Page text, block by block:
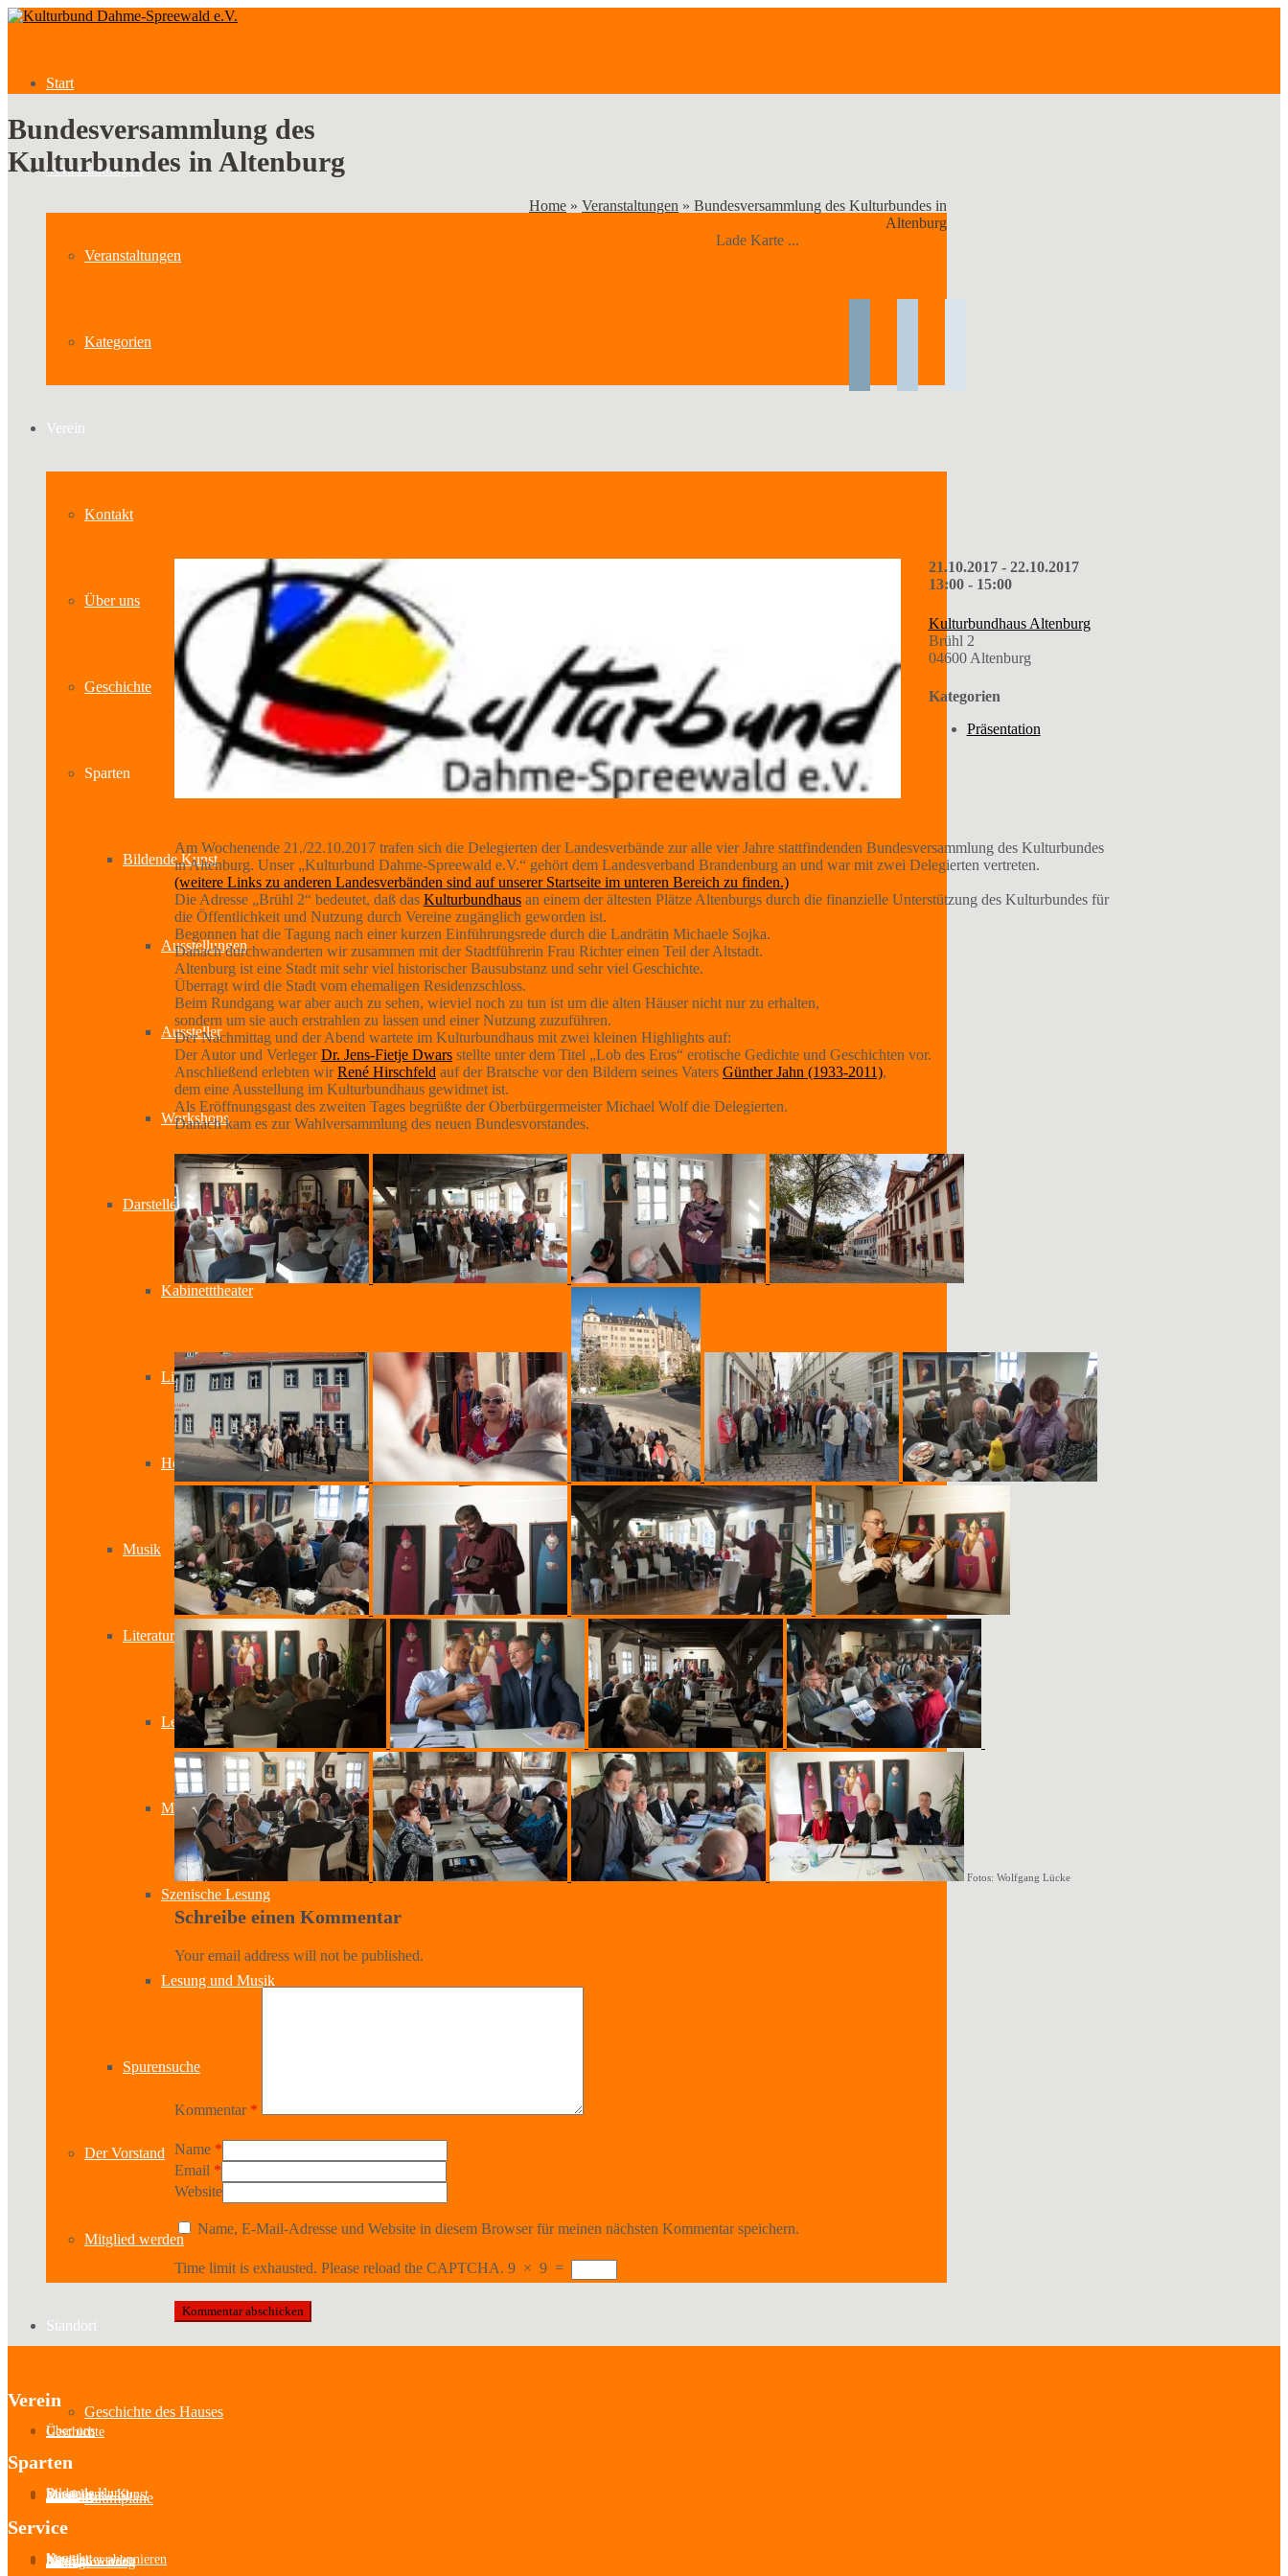
Start
Veranstaltungen
Veranstaltungen
Kategorien
Verein
Kontakt
Über uns
Geschichte
Sparten
Bildende Kunst
Ausstellungen
Aussteller
Workshops
Darstellende Kunst
Kabinetttheater
Literatur & Film
Hörspiel
Musik
Literatur
Lesung & Autoren-Lesung
Mitmach-Lesung
Szenische Lesung
Lesung und Musik
Spurensuche
Der Vorstand
Mitglied werden
Standort
Geschichte des Hauses
Raumpläne
Bundesversammlung des
Kulturbundes in Altenburg
Home » Veranstaltungen » Bundesversammlung des Kulturbundes in
Altenburg
Lade Karte ...
21.10.2017 - 22.10.2017
13:00 - 15:00
Kulturbundhaus Altenburg
Brühl 2
04600 Altenburg
Kategorien
Präsentation
Am Wochenende 21./22.10.2017 trafen sich die Delegierten der Landesverbände zur alle vier Jahre stattfindenden Bundesversammlung des Kulturbundes
in Altenburg. Unser „Kulturbund Dahme-Spreewald e.V.“ gehört dem Landesverband Brandenburg an und war mit zwei Delegierten vertreten.
(weitere Links zu anderen Landesverbänden sind auf unserer Startseite im unteren Bereich zu finden.)
Die Adresse „Brühl 2“ bedeutet, daß das Kulturbundhaus an einem der ältesten Plätze Altenburgs durch die finanzielle Unterstützung des Kulturbundes für
die Öffentlichkeit und Nutzung durch Vereine zugänglich geworden ist.
Begonnen hat die Tagung nach einer kurzen Einführungsrede durch die Landrätin Michaele Sojka.
Danach durchwanderten wir zusammen mit der Stadtführerin Frau Richtereinen Teil der Altstadt.
Altenburg ist eine Stadt mit sehr viel historischer Bausubstanz und sehr viel Geschichte.
Überragt wird die Stadt vom ehemaligen Residenzschloss.
Beim Rundgang war aber auch zu sehen, wieviel noch zu tun ist um die alten Häuser nicht nur zu erhalten,
sondern um sie auch erstrahlen zu lassen und einer Nutzung zuzuführen.
Der Nachmittag und der Abend wartete im Kulturbundhaus mit zwei kleinen Highlights auf:
Der Autor und VerlegerDr. Jens-Fietje Dwars stellte unter dem Titel „Lob des Eros“ erotische Gedichte und Geschichten vor.
Anschließend erlebten wirRené Hirschfeld auf der Bratsche vor den Bildern seines Vaters Günther Jahn (1933-2011),
dem eine Ausstellung im Kulturbundhaus gewidmet ist.
Als Eröffnungsgast des zweiten Tages begrüßte der Oberbürgermeister Michael Wolf die Delegierten.
Danach kam es zur Wahlversammlung des neuen Bundesvorstandes.
Fotos: Wolfgang Lücke
Schreibe einen Kommentar
Your email address will not be published.
Kommentar *
Name *
Email *
Website
Name, E-Mail-Adresse und Website in diesem Browser für meinen nächsten Kommentar speichern.
Time limit is exhausted. Please reload the CAPTCHA. 9 × 9 =
Verein
Über uns
Geschichte
Sparten
Bildende Kunst
Darstellende Kunst
Musik
Literatur
Aussteller
Service
Kontakt
Newsletter abonnieren
Mitglied werden
Satzung
Beitragsordnung